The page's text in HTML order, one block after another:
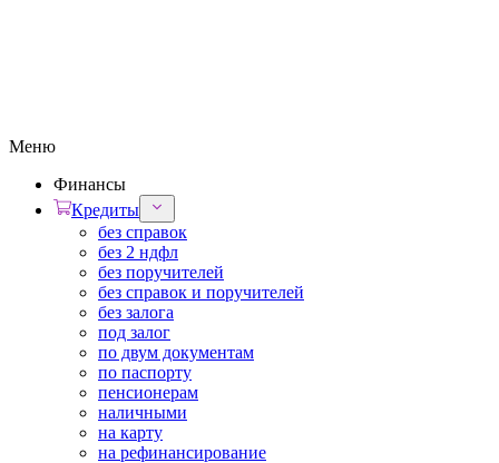
Меню
Финансы
Кредиты
без справок
без 2 ндфл
без поручителей
без справок и поручителей
без залога
под залог
по двум документам
по паспорту
пенсионерам
наличными
на карту
на рефинансирование